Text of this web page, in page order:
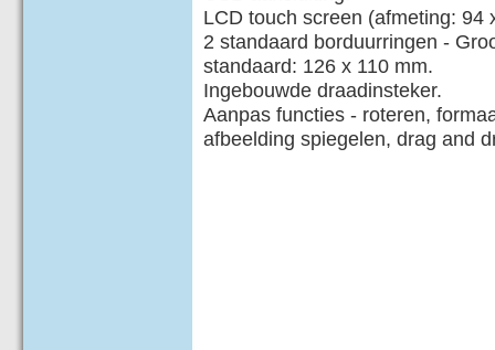
LCD touch screen (afmeting: 94
2 standaard borduurringen -
standaard: 126 x 110 mm.
Ingebouwde draadinsteker.
Aanpas functies - roteren,
afbeelding spiegelen, drag and